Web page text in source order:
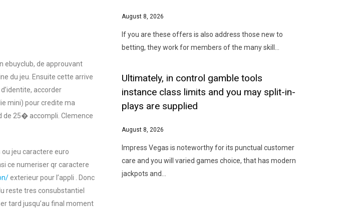
ebuyclub, de approuvant
du jeu. Ensuite cette arrive
accorder
mini) pour credite ma
de 25� accompli. Clemence
jeu caractere euro
ce numeriser qr caractere
exterieur pour l’appli . Donc
reste tres consubstantiel
tard jusqu’au final moment
August 8, 2026
If you are these offers is also address those new to
betting, they work for members of the many skill…
Ultimately, in control gamble tools
instance class limits and you may split-in-
plays are supplied
August 8, 2026
Impress Vegas is noteworthy for its punctual customer
care and you will varied games choice, that has modern
jackpots and…